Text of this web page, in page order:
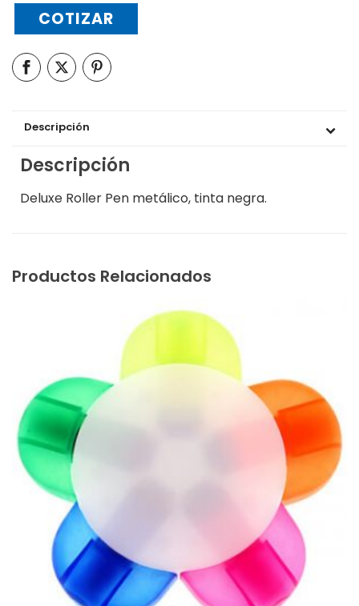
COTIZAR
Descripción
Descripción
Deluxe Roller Pen metálico, tinta negra.
Productos Relacionados